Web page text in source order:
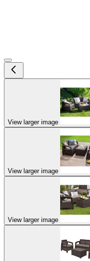
View larger image
View larger image
View larger image